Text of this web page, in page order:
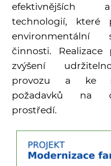
efektivnějších
technologií, které
environmentální
činnosti.
zvýšení
provozu a ke
požadavků na
prostředí.